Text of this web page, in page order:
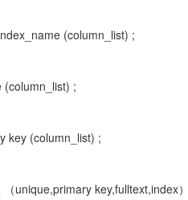
(column_list) ;
;
key (column_list) ;
unique,primary key,fulltext,index